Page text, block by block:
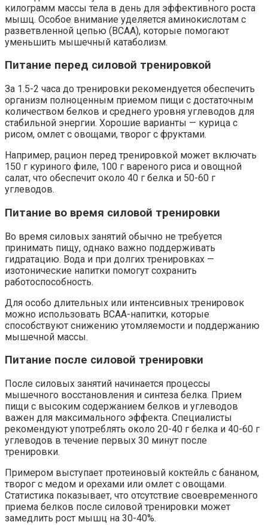
килограмм массы тела в день для эффективного роста
мышц. Особое внимание уделяется аминокислотам с
разветвленной цепью (BCAA), которые помогают
уменьшить мышечный катаболизм.
Питание перед силовой тренировкой
За 1.5-2 часа до тренировки рекомендуется обеспечить
организм полноценным приемом пищи с достаточным
количеством белков и среднего уровня углеводов для
стабильной энергии. Хорошие варианты — курица с
рисом, омлет с овощами, творог с фруктами.
Например, рацион перед тренировкой может включать
150 г куриного филе, 100 г вареного риса и овощной
салат, что обеспечит около 40 г белка и 50-60 г
углеводов.
Питание во время силовой тренировки
Во время силовых занятий обычно не требуется
принимать пищу, однако важно поддерживать
гидратацию. Вода и при долгих тренировках —
изотонические напитки помогут сохранить
работоспособность.
Для особо длительных или интенсивных тренировок
можно использовать BCAA-напитки, которые
способствуют снижению утомляемости и поддержанию
мышечной массы.
Питание после силовой тренировки
После силовых занятий начинается процессы
мышечного восстановления и синтеза белка. Прием
пищи с высоким содержанием белков и углеводов
важен для максимального эффекта. Специалисты
рекомендуют употреблять около 20-40 г белка и 40-60 г
углеводов в течение первых 30 минут после
тренировки.
Примером выступает протеиновый коктейль с бананом,
творог с медом и орехами или омлет с овощами.
Статистика показывает, что отсутствие своевременного
приема белков после силовой тренировки может
замедлить рост мышц на 30-40%.